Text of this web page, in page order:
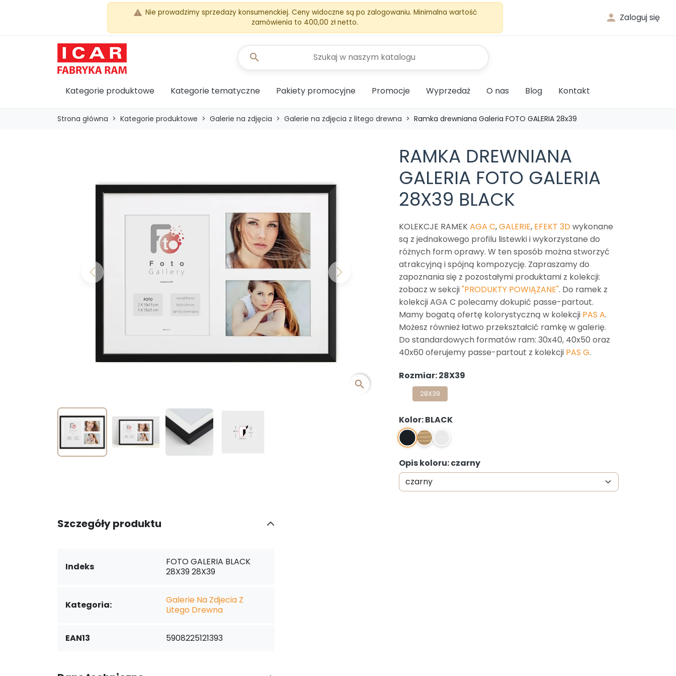
 Zaloguj się
warning Nie prowadzimy sprzedaży konsumenckiej. Ceny widoczne są po zalogowaniu. Minimalna wartość
zamówienia to 400,00 zł netto.
Kategorie produktowe Kategorie tematyczne Pakiety promocyjne Promocje Wyprzedaż O nas Blog Kontakt
search
Strona główna Kategorie produktowe Galerie na zdjęcia Galerie na zdjęcia z litego drewna Ramka drewniana Galeria FOTO GALERIA 28x39
Previous Next
search
RAMKA DREWNIANA
GALERIA FOTO GALERIA
28X39 BLACK
KOLEKCJE RAMEKAGA C,GALERIE, EFEKT 3Dwykonane
są z jednakowego profilu listewki i wykorzystane do
różnych form oprawy. W ten sposób można stworzyć
atrakcyjną i spójną kompozycję. Zapraszamy do
zapoznania się z pozostałymi produktami z kolekcji:
zobacz w sekcji"PRODUKTY POWIĄZANE". Do ramek z
kolekcji AGA C polecamy dokupić passe-partout.
Mamy bogatą ofertę kolorystyczną w kolekcji PAS A.
Możesz również łatwo przekształcić ramkę w galerię.
Do standardowych formatów ram: 30x40, 40x50 oraz
40x60 oferujemy passe-partout z kolekcji PAS G.
Rozmiar: 28X39
28X39
Kolor: BLACK
BLACKNATURAL
Opis koloru: czarny
Szczegóły produktu
Indeks
FOTO GALERIA BLACK
28X39 28X39
Kategoria:
Galerie Na Zdjecia Z
Litego Drewna
EAN13 5908225121393